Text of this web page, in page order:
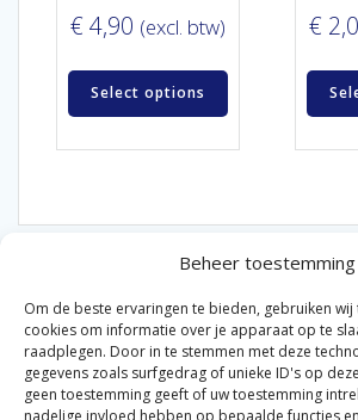
Beheer toestemming
Om de beste ervaringen te bieden, gebruiken
cookies om informatie over je apparaat op te
raadplegen. Door in te stemmen met deze
gegevens zoals surfgedrag of unieke ID's op
geen toestemming geeft of uw toestemming
nadelige invloed hebben op bepaalde functies
€ 4,90 (excl. btw)
Select options
€
© 2026 Van der Bel Las en